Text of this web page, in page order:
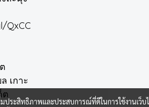
QxCC
เกาะ
ต
มประสิทธิภาพและประสบการณ์ที่ดีในการใช้งานเว็